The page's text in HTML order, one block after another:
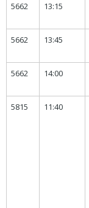
5662 13:15
5662 13:45
5662
14:00
5815
11:40